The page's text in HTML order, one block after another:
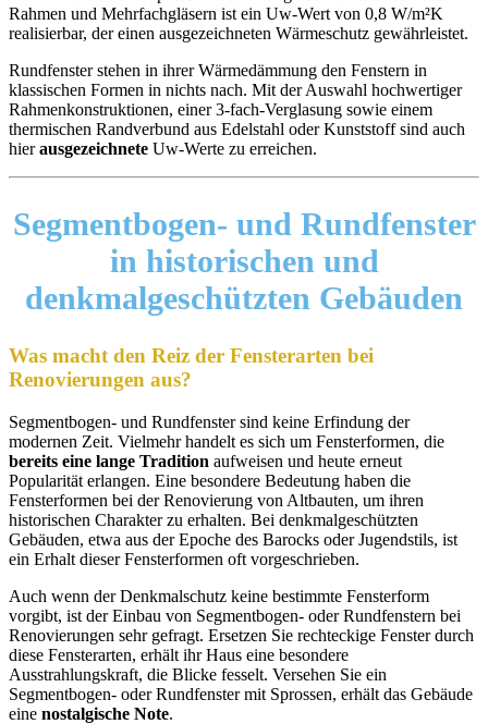
Rahmen und Mehrfachgläsern ist ein Uw-Wert von 0,8 W/m²K
realisierbar, der einen ausgezeichneten Wärmeschutz gewährleistet.
Rundfenster stehen in ihrer Wärmedämmung den Fenstern in
klassischen Formen in nichts nach. Mit der Auswahl hochwertiger
Rahmenkonstruktionen, einer 3-fach-Verglasung sowie einem
thermischen Randverbund aus Edelstahl oder Kunststoff sind auch
hierausgezeichnete Uw-Werte zu erreichen.
Segmentbogen- und Rundfenster
in historischen und
denkmalgeschützten Gebäuden
Was macht den Reiz der Fensterarten bei
Renovierungen aus?
Segmentbogen- und Rundfenster sind keine Erfindung der
modernen Zeit. Vielmehr handelt es sich um Fensterformen, die
bereits eine lange Tradition aufweisen und heute erneut
Popularität erlangen. Eine besondere Bedeutung haben die
Fensterformen bei der Renovierung von Altbauten, um ihren
historischen Charakter zu erhalten. Bei denkmalgeschützten
Gebäuden, etwa aus der Epoche des Barocks oder Jugendstils, ist
ein Erhalt dieser Fensterformen oft vorgeschrieben.
Auch wenn der Denkmalschutz keine bestimmte Fensterform
vorgibt, ist der Einbau von Segmentbogen- oder Rundfenstern bei
Renovierungen sehr gefragt. Ersetzen Sie rechteckige Fenster durch
diese Fensterarten, erhält ihr Haus eine besondere
Ausstrahlungskraft, die Blicke fesselt. Versehen Sie ein
Segmentbogen- oder Rundfenster mit Sprossen, erhält das Gebäude
eine nostalgische Note.